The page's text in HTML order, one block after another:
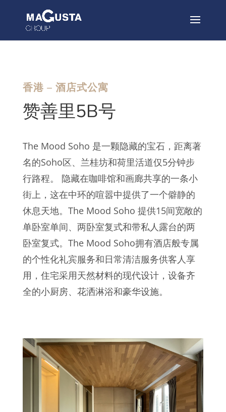
香港 – 酒店式公寓
赞善里5B号
The Mood Soho 是一颗隐藏的宝石，距离著
名的Soho区、兰桂坊和荷里活道仅5分钟步
行路程。 隐藏在咖啡馆和画廊共享的一条小
街上，这在中环的喧嚣中提供了一个僻静的
休息天地。The Mood Soho 提供15间宽敞的
单卧室单间、两卧室复式和带私人露台的两
卧室复式。The Mood Soho拥有酒店般专属
的个性化礼宾服务和日常清洁服务供客人享
用，住宅采用天然材料的现代设计，设备齐
全的小厨房、花洒淋浴和豪华设施。